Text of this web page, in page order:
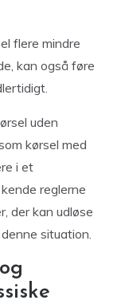
flere mindre
kan også føre
uden
kørsel med
i et
reglerne
der kan udløse
situation.